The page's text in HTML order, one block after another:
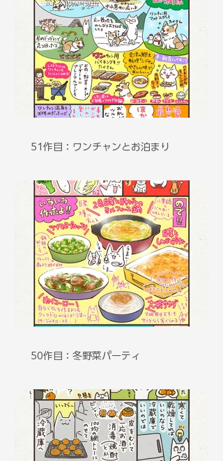
51作目：ワンチャンとお泊まり
50作目：冬野菜パーティ